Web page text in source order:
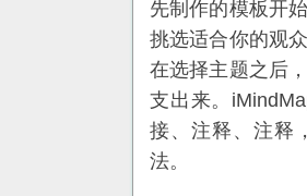
先制作的模板开
挑选适合你的观
在选择主题之后
支出来。
接、注释、注释
法。